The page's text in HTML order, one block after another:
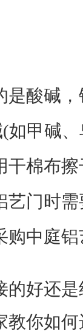
是酸碱
如甲碱
干棉布
艺门时
购中庭
的好还
教你如